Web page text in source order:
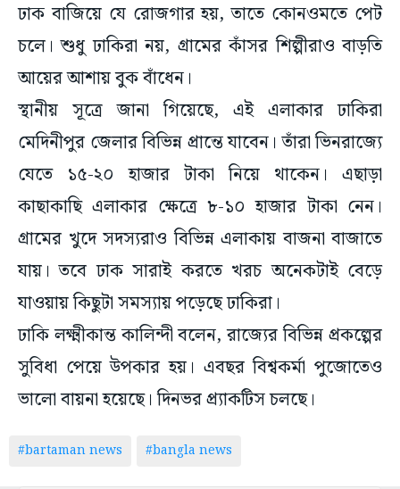
ঢাক বাজিয়ে যে রোজগার হয়, তাতে কোনওমতে পেট
চলে। শুধু ঢাকিরা নয়, গ্রামের কাঁসর শিল্পীরাও বাড়তি
আয়ের আশায় বুক বাঁধেন।
স্থানীয় সূত্রে জানা গিয়েছে, এই এলাকার ঢাকিরা
মেদিনীপুর জেলার বিভিন্ন প্রান্তে যাবেন। তাঁরা ভিনরাজ্যে
যেতে ১৫-২০ হাজার টাকা নিয়ে থাকেন। এছাড়া
কাছাকাছি এলাকার ক্ষেত্রে ৮-১০ হাজার টাকা নেন।
গ্রামের খুদে সদস্যরাও বিভিন্ন এলাকায় বাজনা বাজাতে
যায়। তবে ঢাক সারাই করতে খরচ অনেকটাই বেড়ে
যাওয়ায় কিছুটা সমস্যায় পড়েছে ঢাকিরা।
ঢাকি লক্ষ্মীকান্ত কালিন্দী বলেন, রাজ্যের বিভিন্ন প্রকল্পের
সুবিধা পেয়ে উপকার হয়। এবছর বিশ্বকর্মা পুজোতেও
ভালো বায়না হয়েছে। দিনভর প্র্যাকটিস চলছে।
#bartaman news #bangla news